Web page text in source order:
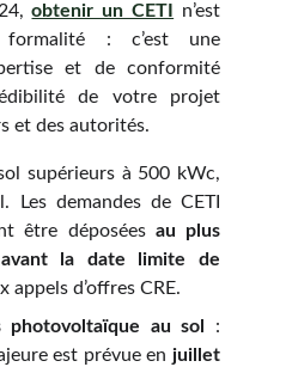
obtenir un CETI
n’est
: c’est une
et de conformité
de votre projet
et des autorités.
supérieurs à 500 kWc,
Les demandes de CETI
être déposées au plus
la date limite de
appels d’offres CRE.
photovoltaïque au sol
:
est prévue en juillet